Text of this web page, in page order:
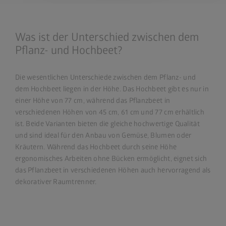
Was ist der Unterschied zwischen dem
Pflanz- und Hochbeet?
Die wesentlichen Unterschiede zwischen dem Pflanz- und
dem Hochbeet liegen in der Höhe. Das Hochbeet gibt es nur in
einer Höhe von 77 cm, während das Pflanzbeet in
verschiedenen Höhen von 45 cm, 61 cm und 77 cm erhältlich
ist. Beide Varianten bieten die gleiche hochwertige Qualität
und sind ideal für den Anbau von Gemüse, Blumen oder
Kräutern. Während das Hochbeet durch seine Höhe
ergonomisches Arbeiten ohne Bücken ermöglicht, eignet sich
das Pflanzbeet in verschiedenen Höhen auch hervorragend als
dekorativer Raumtrenner.